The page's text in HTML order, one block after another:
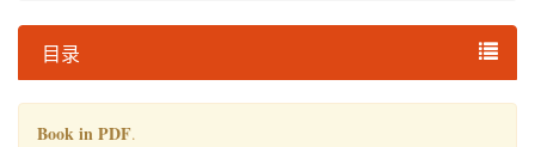
目录
Book in PDF.